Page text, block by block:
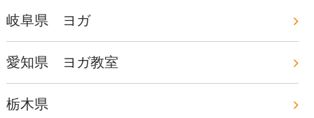
岐阜県 ヨガ
愛知県 ヨガ教室
栃木県